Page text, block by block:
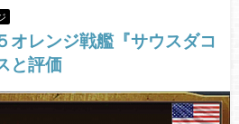
レンジ戦艦『サウスダコ
と評価